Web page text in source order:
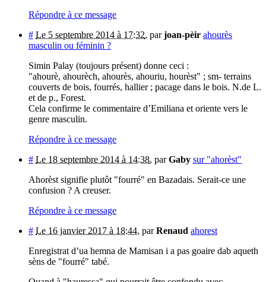
Répondre à ce message
# Le 5 septembre 2014 à 17:32, parjoan-pèir ahourès
masculin ou féminin ?
Simin Palay (toujours présent) donne ceci :
"ahourè, ahourèch, ahourès, ahouriu, hourèst" ; sm- terrains
couverts de bois, fourrés, hallier ; pacage dans le bois. N.de L.
et de p., Forest.
Cela confirme le commentaire d’Emiliana et oriente vers le
genre masculin.
Répondre à ce message
# Le 18 septembre 2014 à 14:38, parGaby sur "ahorèst"
Ahorèst signifie plutôt "fourré" en Bazadais. Serait-ce une
confusion ? A creuser.
Répondre à ce message
# Le 16 janvier 2017 à 18:44, parRenaud ahorest
Enregistrat d’ua hemna de Mamisan i a pas goaire dab aqueth
sèns de "fourré" tabé.